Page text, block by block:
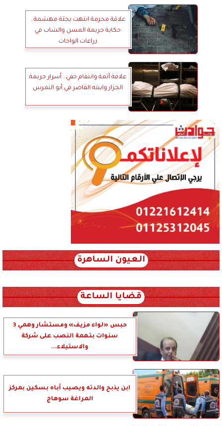
علاقة محرمة انتهت بجثة مهشمة..
حكاية جريمة المسن والشاب في
زراعات الواحات
علاقة آثمة وانتقام خفي.. أسرار جريمة
الجزار وابنته القاصر في أبو النمرس
العيون الساهرة
قضايا الساعة
حبس «لواء مزيف» ومستشار وهمي 3
سنوات بتهمة النصب على شركة
والاستيلاء...
ابن يذبح والدته ويصيب أباه بسكين بمركز
المراغة سوهاج